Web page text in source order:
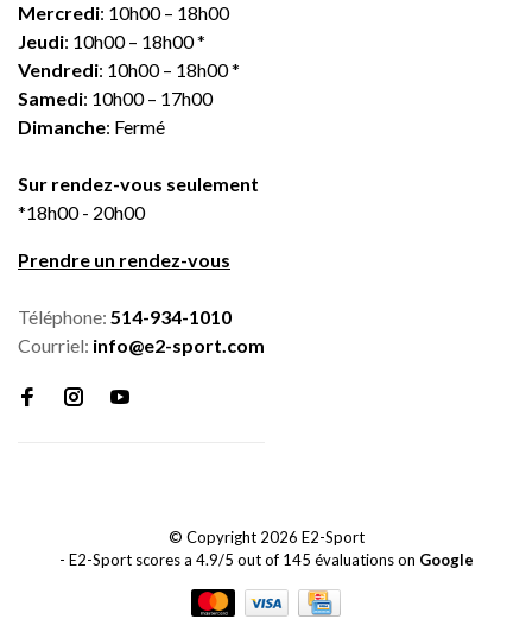
Mercredi: 10h00 – 18h00
Jeudi: 10h00 – 18h00 *
Vendredi: 10h00 – 18h00 *
Samedi: 10h00 – 17h00
Dimanche: Fermé
Sur rendez-vous seulement
*18h00 - 20h00
Prendre un rendez-vous
Téléphone: 514-934-1010
Courriel: info@e2-sport.com
© Copyright 2026 E2-Sport
- E2-Sport scores a 4.9/5 out of 145 évaluations on Google